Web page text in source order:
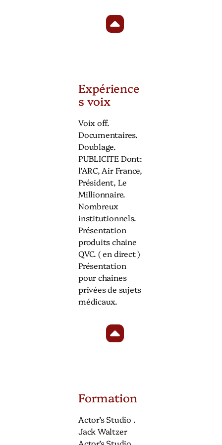
Expérience
s voix
Voix off.
Documentaires.
Doublage.
PUBLICITE Dont:
l’ARC, Air France,
Président, Le
Millionnaire.
Nombreux
institutionnels.
Présentation
produits chaine
QVC. ( en direct )
Présentation
pour chaines
privées de sujets
médicaux.
Formation
Actor’s Studio .
Jack Waltzer